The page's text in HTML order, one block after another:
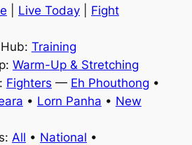
Live Today| Fight
Training
Warm-Up & Stretching
Fighters — Eh Phouthong •
• Lorn Panha • New
All • National •